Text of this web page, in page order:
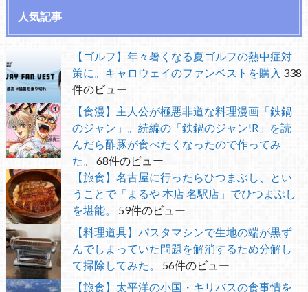
人気記事
【ゴルフ】年々暑くなる夏ゴルフの熱中症対
策に。キャロウェイのファンベストを購入 338
件のビュー
【食漫】主人公が極悪非道な料理漫画「鉄鍋
のジャン」。続編の「鉄鍋のジャン!R」を読
んだら酢豚が食べたくなったので作ってみ
た。
68件のビュー
【旅食】名古屋に行ったらひつまぶし、とい
うことで「まるや 本店 名駅店」でひつまぶし
を堪能。
59件のビュー
【料理道具】パスタマシンで生地の端が黒ず
んでしまっていた問題を解消するため分解し
て掃除してみた。
56件のビュー
【旅食】太平洋の小国・キリバスの食事情を